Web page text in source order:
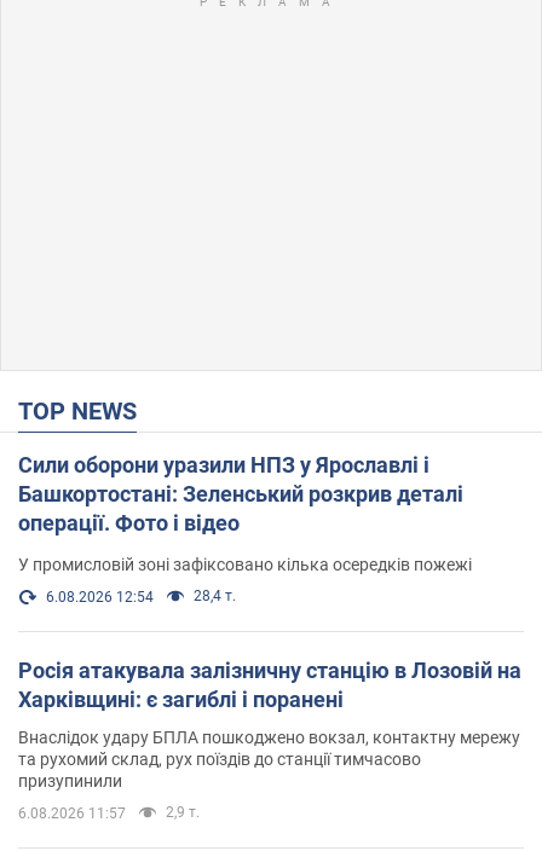
TOP NEWS
Сили оборони уразили НПЗ у Ярославлі і
Башкортостані: Зеленський розкрив деталі
операції. Фото і відео
У промисловій зоні зафіксовано кілька осередків пожежі
6.08.2026 12:54 28,4 т.
Росія атакувала залізничну станцію в Лозовій на
Харківщині: є загиблі і поранені
Внаслідок удару БПЛА пошкоджено вокзал, контактну мережу
та рухомий склад, рух поїздів до станції тимчасово
призупинили
6.08.2026 11:57 2,9 т.